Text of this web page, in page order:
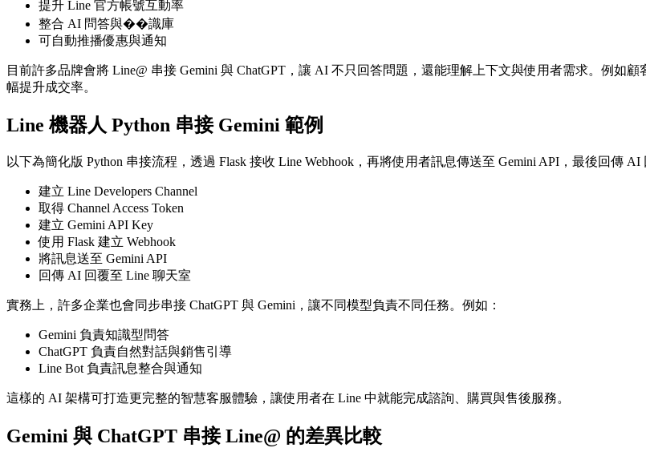
提升 Line 官方帳號互動率
整合 AI 問答與��識庫
可自動推播優惠與通知
目前許多品牌會將 Line@ 串接 Gemini 與 ChatGPT，讓 AI 不只回答問題，還能理解上下文與使用者需求。例如
幅提升成交率。
Line 機器人 Python 串接 Gemini 範例
以下為簡化版 Python 串接流程，透過 Flask 接收 Line Webhook，再將使用者訊息傳送至 Gemini API，最後回傳 AI
建立 Line Developers Channel
取得 Channel Access Token
建立 Gemini API Key
使用 Flask 建立 Webhook
將訊息送至 Gemini API
回傳 AI 回覆至 Line 聊天室
實務上，許多企業也會同步串接 ChatGPT 與 Gemini，讓不同模型負責不同任務。例如：
Gemini 負責知識型問答
ChatGPT 負責自然對話與銷售引導
Line Bot 負責訊息整合與通知
這樣的 AI 架構可打造更完整的智慧客服體驗，讓使用者在 Line 中就能完成諮詢、購買與售後服務。
Gemini 與 ChatGPT 串接 Line@ 的差異比較